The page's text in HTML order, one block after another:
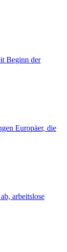
Beginn der
Europäer, die
arbeitslose